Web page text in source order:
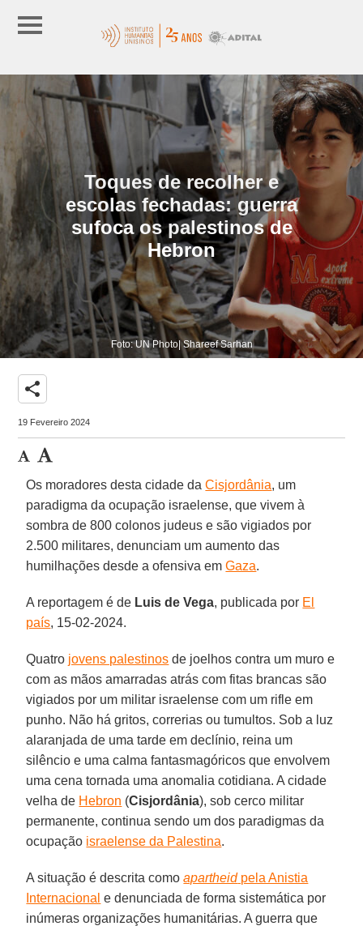
Toques de recolher e
escolas fechadas: guerra
sufoca os palestinos de
Hebron
Foto: UN Photo| Shareef Sarhan
share
19 Fevereiro 2024
Os moradores desta cidade daCisjordânia, um
paradigma da ocupação israelense, que vivem à
sombra de 800 colonos judeus e são vigiados por
2.500 militares, denunciam um aumento das
humilhações desde a ofensiva emGaza.
A reportagem é de Luis de Vega, publicada por El
país, 15-02-2024.
Quatro jovens palestinos de joelhos contra um muro e
com as mãos amarradas atrás com fitas brancas são
vigiados por um militar israelense com um rifle em
punho. Não há gritos, correrias ou tumultos. Sob a luz
alaranjada de uma tarde em declínio, reina um
silêncio e uma calma fantasmagóricos que envolvem
uma cena tornada uma anomalia cotidiana. A cidade
velha de Hebron (Cisjordânia), sob cerco militar
permanente, continua sendo um dos paradigmas da
ocupação israelense da Palestina.
A situação é descrita comoapartheidpela Anistia
Internacional e denunciada de forma sistemática por
inúmeras organizações humanitárias. A guerra que